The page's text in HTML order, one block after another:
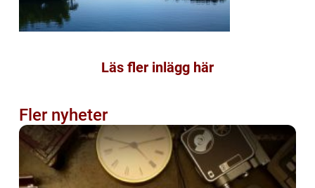
Läs fler inlägg här
Fler nyheter